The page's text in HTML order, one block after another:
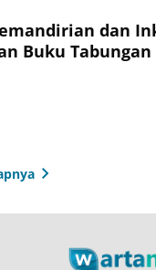
dan
Buku Tabungan